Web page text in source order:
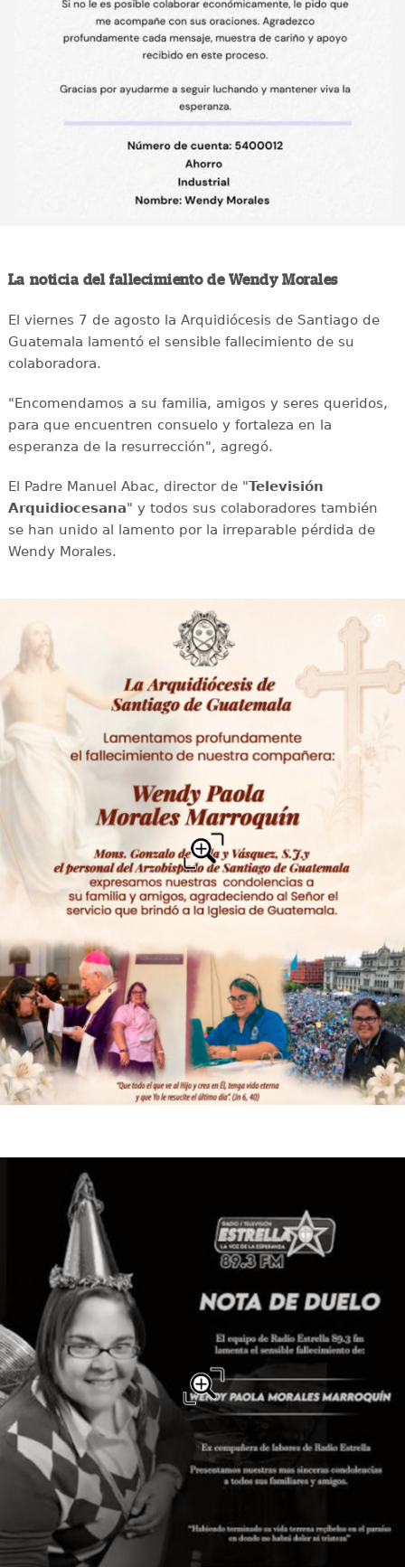
La noticia del fallecimiento de Wendy Morales
El viernes 7 de agosto la Arquidiócesis de Santiago de
Guatemala lamentó el sensible fallecimiento de su
colaboradora.
"Encomendamos a su familia, amigos y seres queridos,
para que encuentren consuelo y fortaleza en la
esperanza de la resurrección", agregó.
El Padre Manuel Abac, director de "Televisión
Arquidiocesana" y todos sus colaboradores también
se han unido al lamento por la irreparable pérdida de
Wendy Morales.